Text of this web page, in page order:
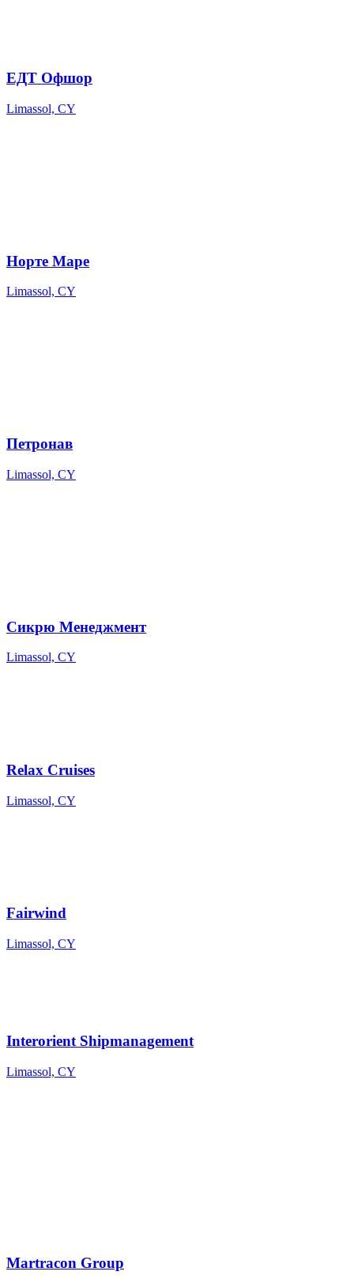
ЕДТ Офшор
Limassol, CY
Норте Маре
Limassol, CY
Петронав
Limassol, CY
Сикрю Менеджмент
Limassol, CY
Relax Cruises
Limassol, CY
Fairwind
Limassol, CY
Interorient Shipmanagement
Limassol, CY
Martracon Group